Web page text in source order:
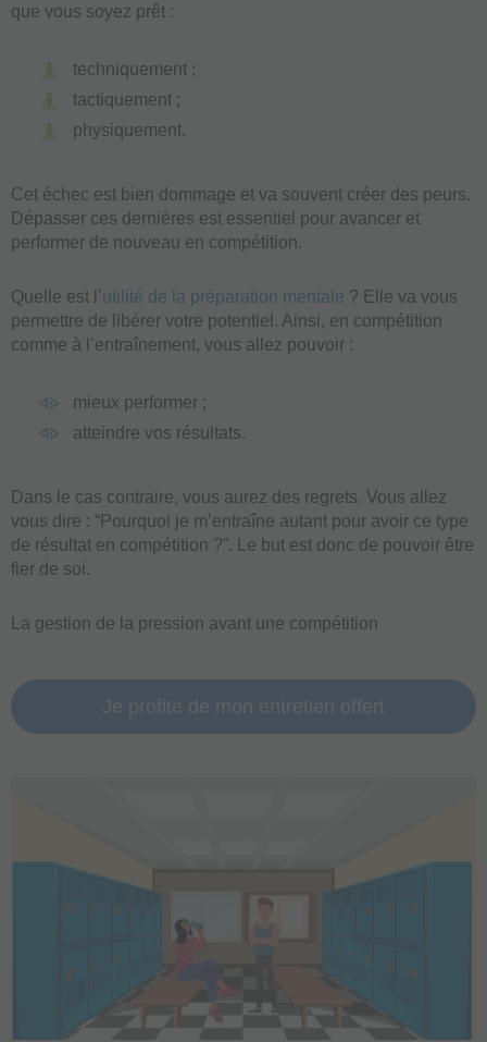
que vous soyez prêt :
techniquement ;
tactiquement ;
physiquement.
Cet échec est bien dommage et va souvent créer des peurs.
Dépasser ces dernières est essentiel pour avancer et
performer de nouveau en compétition.
Quelle est l’utilité de la préparation mentale ? Elle va vous
permettre de libérer votre potentiel. Ainsi, en compétition
comme à l’entraînement, vous allez pouvoir :
mieux performer ;
atteindre vos résultats.
Dans le cas contraire, vous aurez des regrets. Vous allez
vous dire : “Pourquoi je m’entraîne autant pour avoir ce type
de résultat en compétition ?”. Le but est donc de pouvoir être
fier de soi.
La gestion de la pression avant une compétition
Je profite de mon entretien offert